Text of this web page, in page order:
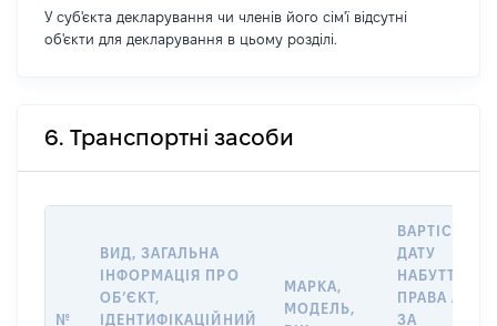
У суб'єкта декларування чи членів його сім'ї відсутні
об'єкти для декларування в цьому розділі.
6. Транспортні засоби
№
ВИД, ЗАГАЛЬНА
ІНФОРМАЦІЯ ПРО
ОБʼЄКТ,
ІДЕНТИФІКАЦІЙНИЙ
МАРКА,
МОДЕЛЬ,
ВАРТІСТЬ НА
ДАТУ
НАБУТТЯ
ПРАВА АБО
ЗА